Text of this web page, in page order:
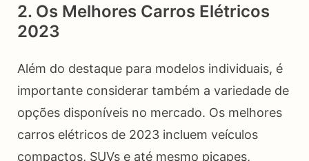
2. Os Melhores Carros Elétricos
2023
Além do destaque para modelos individuais, é
importante considerar também a variedade de
opções disponíveis no mercado. Os melhores
carros elétricos de 2023 incluem veículos
compactos, SUVs e até mesmo picapes,